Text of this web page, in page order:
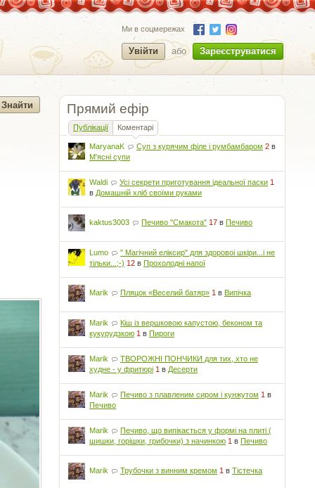
Ми в соцмережах
Увійти або Зареєструватися
Прямий ефір
Публікації Коментарі
MaryanaK Суп з курячим філе і румбамбаром 2 в
М'ясні супи
Waldi Усі секрети приготування ідеальної паски 1
в Домашній хліб своїми руками
kaktus3003 Печиво "Смакота" 17 вПечиво
Lumo
" Магічний еліксир" для здоровоі шкіри...і не
тільки...;-) 12 вПрохолодні напої
Marik Пляцок «Веселий батяр» 1 вВипічка
Marik
Кіш із вершковою капустою, беконом та
кукурудзкою 1 вПироги
Marik
ТВОРОЖНІ ПОНЧИКИ для тих, хто не
худне - у фритюрі 1 в Десерти
Marik Печиво з плавленим сиром і кунжутом 1 в
Печиво
Marik
Печиво, що випікається у формі на плиті (
шишки, горішки, грибочки) з начинкою 1 вПечиво
Marik Трубочки з винним кремом 1 вТістечка